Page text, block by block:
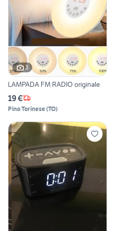
3
LAMPADA FM RADIO originale
19 €
Pino Torinese(TO)